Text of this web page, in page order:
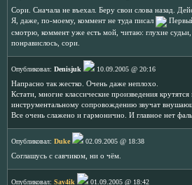
Сори. Сначала не въехал. Беру свои слова назад.
Я, даже, по-моему, коммент не туда писал
смотрю, коммент уже есть мой, читаю: глухие
понравислось, сори.
Опубликовал: Denisjuk
10.09.2005 @ 20:16
Напрасно так жестко. Очень даже неплохо.
Кстати, многие классические произведения
инструментальному сопровождению звучат
Все очень слажено и гармонично. И главное нет
Опубликовал: Duke
02.09.2005 @ 18:38
Соглашусь с савчиком, ни о чём.
Опубликовал: Sav4ik 01.09.2005 @ 18:42